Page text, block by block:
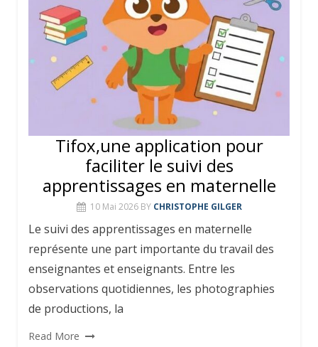
Tifox,une application pour
faciliter le suivi des
apprentissages en maternelle
10 Mai 2026 BY CHRISTOPHE GILGER
Le suivi des apprentissages en maternelle
représente une part importante du travail des
enseignantes et enseignants. Entre les
observations quotidiennes, les photographies
de productions, la
Read More